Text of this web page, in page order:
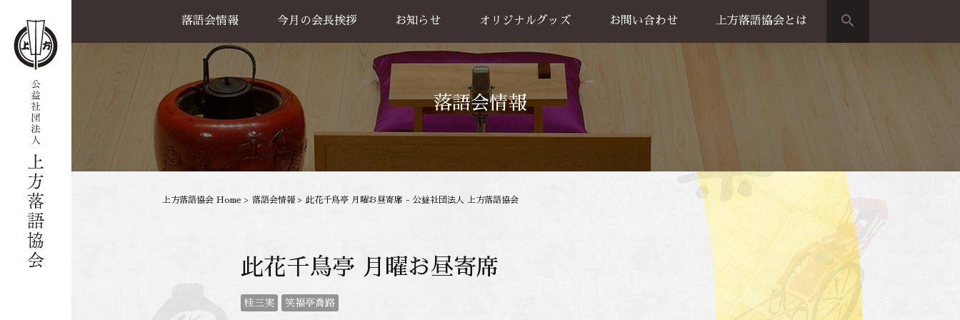
落語会情報
公演一覧
天満天神繁昌亭
喜楽館
島之内寄席
協力事業
今月の会長挨拶 お知らせ オリジナルグッズ
グッズ販売
お買い物方法
お問い合わせ 上方落語協会とは search
落語会情報
上方落語協会 Home > 落語会情報 > 此花千鳥亭 月曜お昼寄席 - 公益社団法人 上方落語協会
此花千鳥亭 月曜お昼寄席
桂三実 笑福亭喬路